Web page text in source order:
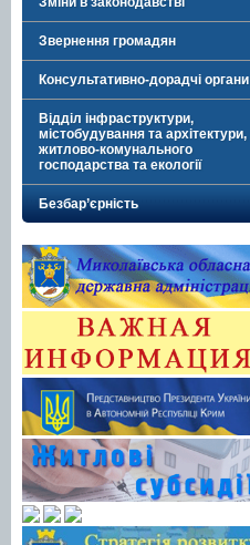
Звернення громадян
Консультативно-дорадчі органи
Відділ інфраструктури,
містобудування та архітектури,
житлово-комунального
господарства та екології
Безбар’єрність